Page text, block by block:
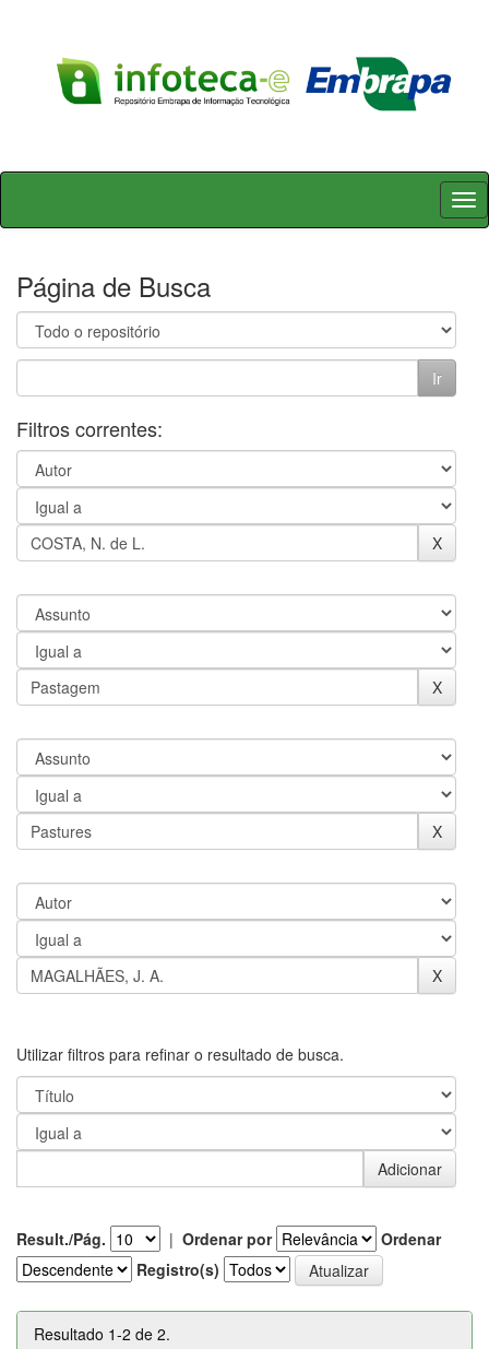
Skip
Página de Busca
Filtros correntes:
Utilizar filtros para refinar o resultado de busca.
Result./Pág. | Ordenar por
Ordenar
Registro(s)
Resultado 1-2 de 2.